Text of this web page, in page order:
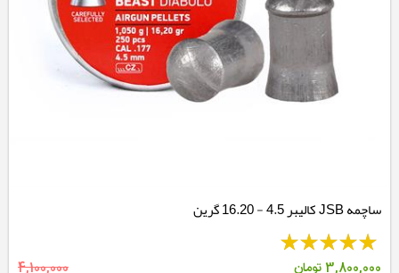
ساچمه JSB کالیبر 4.5 - 16.20 گرین
3,800,000تومان 4,100,000